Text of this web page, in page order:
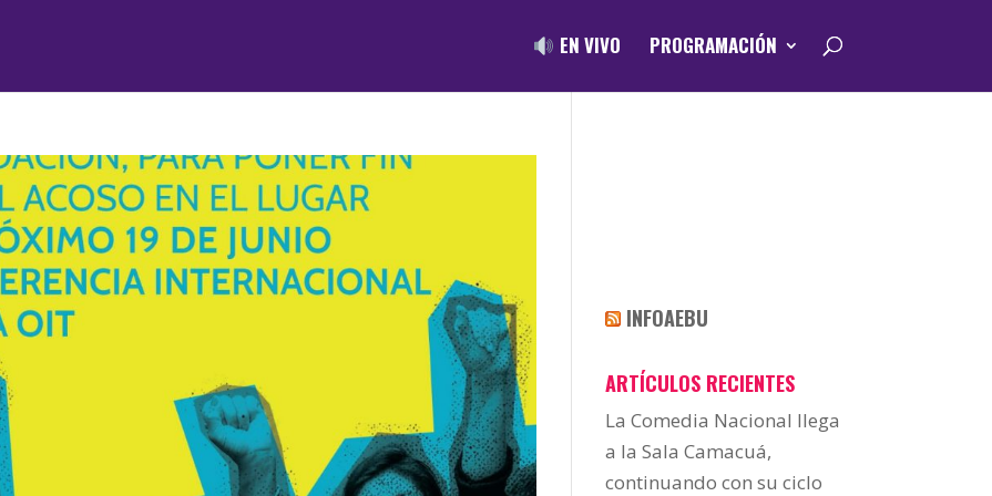
EN VIVO PROGRAMACIÓN
INFOAEBU
ARTÍCULOS RECIENTES
La Comedia Nacional llega
a la Sala Camacuá,
continuando con su ciclo